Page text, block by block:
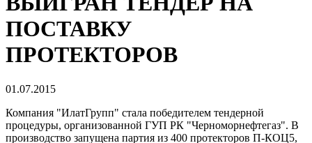
ПОСТАВКУ
ПРОТЕКТОРОВ
01.07.2015
Компания "ИлатГрупп" стала победителем тендерной
процедуры, организованной ГУП РК "Черноморнефтегаз". В
производство запущена партия из 400 протекторов П-КОЦ5,